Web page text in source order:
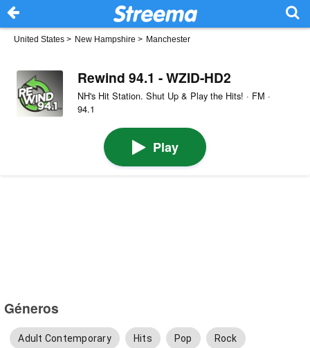
United States > New Hampshire > Manchester
Rewind 94.1 - WZID-HD2
NH's Hit Station. Shut Up & Play the Hits! · FM ·
94.1
Play
Géneros
Adult Contemporary Hits Pop Rock